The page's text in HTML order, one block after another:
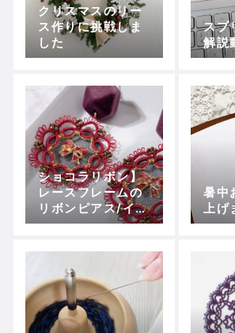
クリスマスのリー
ス作りに挑戦しま
した
スプ
解説
ショコラリボン】
レースフレームの
リボンピアス/イヤ
リングが出来上が
暑中
上